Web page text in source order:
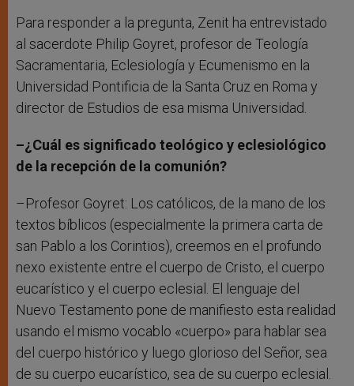
Para responder a la pregunta, Zenit ha entrevistado
al sacerdote Philip Goyret, profesor de Teología
Sacramentaria, Eclesiología y Ecumenismo en la
Universidad Pontificia de la Santa Cruz en Roma y
director de Estudios de esa misma Universidad.
–¿Cuál es significado teológico y eclesiológico
de la recepción de la comunión?
–Profesor Goyret: Los católicos, de la mano de los
textos bíblicos (especialmente la primera carta de
san Pablo a los Corintios), creemos en el profundo
nexo existente entre el cuerpo de Cristo, el cuerpo
eucarístico y el cuerpo eclesial. El lenguaje del
Nuevo Testamento pone de manifiesto esta realidad
usando el mismo vocablo «cuerpo» para hablar sea
del cuerpo histórico y luego glorioso del Señor, sea
de su cuerpo eucarístico, sea de su cuerpo eclesial.